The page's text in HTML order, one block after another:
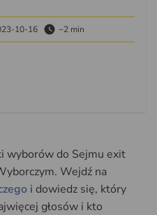
10-16 ~2 min
wyborów do Sejmu exit
Wejdź na
i dowiedz się, który
głosów i kto